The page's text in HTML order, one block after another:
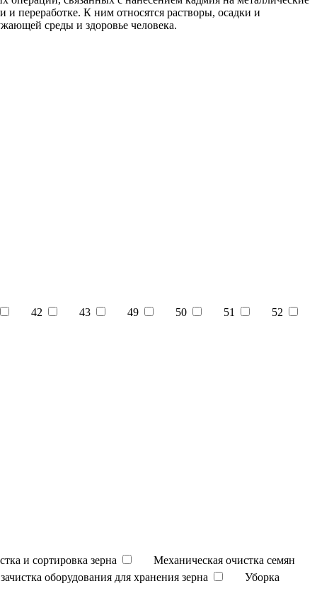
переработке. К ним относятся растворы, осадки и
среды и здоровье человека.
42 43 49 50 51
52
и сортировка зерна
Механическая очистка семян
оборудования для хранения зерна
Уборка